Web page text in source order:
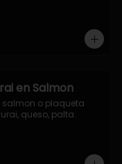
en Salmon
salmon o plaqueta
queso, palta.